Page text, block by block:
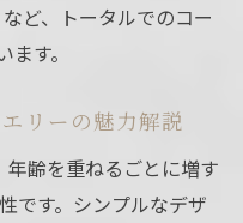
ど、トータルでのコー
す。
リーの魅力解説
齢を重ねるごとに増す
です。シンプルなデザ